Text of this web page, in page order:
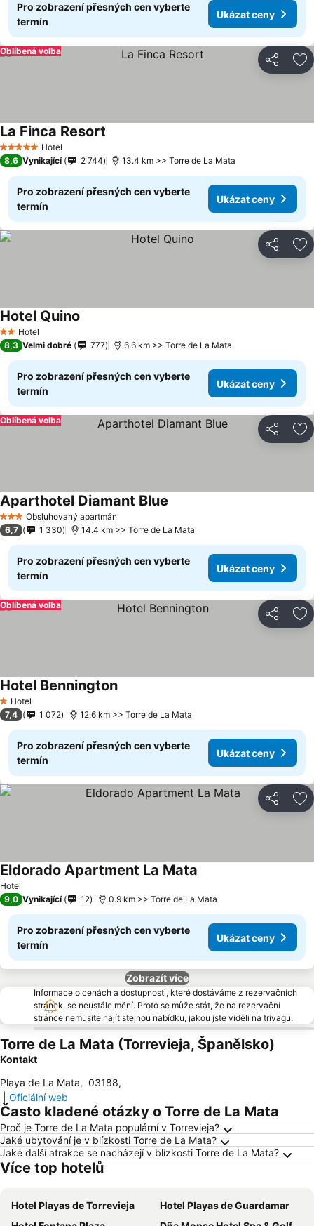
Pro zobrazení přesných cen vyberte
termín
Ukázat ceny
Sdílet
Oblíbená volba
5 Počet hvězdiček
Hotel
La Finca Resort
8,6 Vynikající 2 744 13.4 km >> Torre de La Mata
Pro zobrazení přesných cen vyberte
termín
Ukázat ceny
Sdílet
2 Počet hvězdiček
Hotel
Hotel Quino
8,3 Velmi dobré 777 6.6 km >> Torre de La Mata
Pro zobrazení přesných cen vyberte
termín
Ukázat ceny
Sdílet
Oblíbená volba
3 Počet hvězdiček
Obsluhovaný apartmán
Aparthotel Diamant Blue
6,7 1 330 14.4 km >> Torre de La Mata
Pro zobrazení přesných cen vyberte
termín
Ukázat ceny
Sdílet
Oblíbená volba
1 Počet hvězdiček
Hotel
Hotel Bennington
7,4 1 072 12.6 km >> Torre de La Mata
Pro zobrazení přesných cen vyberte
termín
Ukázat ceny
Sdílet
Hotel
Eldorado Apartment La Mata
9,0 Vynikající 12 0.9 km >> Torre de La Mata
Pro zobrazení přesných cen vyberte
termín
Ukázat ceny
Zobrazít více
Informace o cenách a dostupnosti, které dostáváme z rezervačních
stránek, se neustále mění. Proto se může stát, že na rezervační
stránce nemusíte najít stejnou nabídku, jakou jste viděli na trivagu.
Torre de La Mata (Torrevieja, Španělsko)
Kontakt
Playa de La Mata, 03188,
Oficiální web
Často kladené otázky o Torre de La Mata
Proč je Torre de La Mata populární v Torrevieja?
Jaké ubytování je v blízkosti Torre de La Mata?
Jaké další atrakce se nacházejí v blízkosti Torre de La Mata?
Více top hotelů
Hotel Playas de Torrevieja
Hotel Playas de Guardamar